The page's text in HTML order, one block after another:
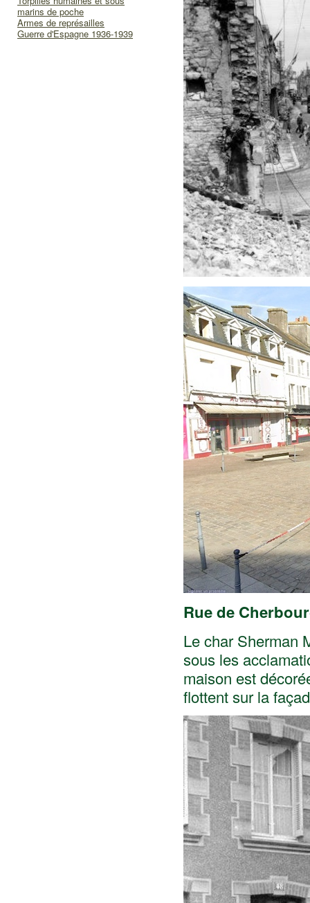
marins de poche
Armes de représailles
Guerre d'Espagne 1936-1939
Rue de
Le char Sherman
sous les
maison est
flottent sur la